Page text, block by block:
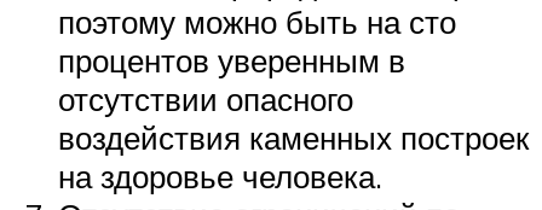
поэтому можно быть на сто
процентов уверенным в
отсутствии опасного
воздействия каменных построек
на здоровье человека.